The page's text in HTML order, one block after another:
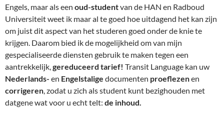
Engels, maar als een oud-studentvan de HAN en Radboud
Universiteit weet ik maar al te goed hoe uitdagend het kan zijn
om juist dit aspect van het studeren goed onder de knie te
krijgen. Daarom bied ik de mogelijkheid om van mijn
gespecialiseerde diensten gebruik te maken tegen een
aantrekkelijk, gereduceerd tarief! Transit Language kan uw
Nederlands- en Engelstalige documenten proeflezenen
corrigeren , zodat u zich als student kunt bezighouden met
datgene wat voor u echt telt: de inhoud.